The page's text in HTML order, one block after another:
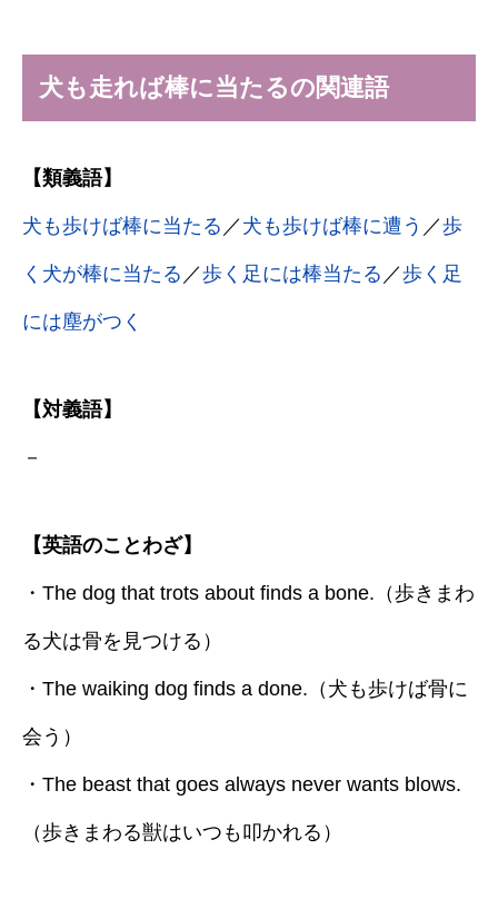
犬も走れば棒に当たるの関連語
【類義語】
犬も歩けば棒に当たる ／ 犬も歩けば棒に遭う ／歩
く犬が棒に当たる ／歩く足には棒当たる ／歩く足
には塵がつく
【対義語】
－
【英語のことわざ】
・The dog that trots about finds a bone.（歩きまわ
る犬は骨を見つける）
・The waiking dog finds a done.（犬も歩けば骨に
会う）
・The beast that goes always never wants blows.
（歩きまわる獣はいつも叩かれる）